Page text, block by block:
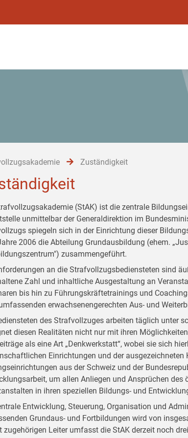
Zuständigkeit
(StAK) ist die zentrale
unmittelbar der Generaldirektion im
spiegeln sich in der Einrichtung dieser
2006 die Abteilung Grundausbildung (ehem.
zusammengeführt.
an die Strafvollzugsbediensteten sind
Zahl und inhaltliche Ausgestaltung an
bis hin zu Führungskräftetrainings und
erwachsenengerechten Aus- und
des Strafvollzuges arbeiten täglich unter
diesen Realitäten nicht nur mit ihren
als eine Art „Denkwerkstatt“, wobei sie sich
Einrichtungen und der
aus der Schweiz und der
um allen Anliegen und Ansprüchen
in ihren speziellen Bildungs- und
Entwicklung, Steuerung, Organisation und
Grundaus- und Fortbildungen wird von
zugehörigen Leiter umfasst die StAK derzeit noch